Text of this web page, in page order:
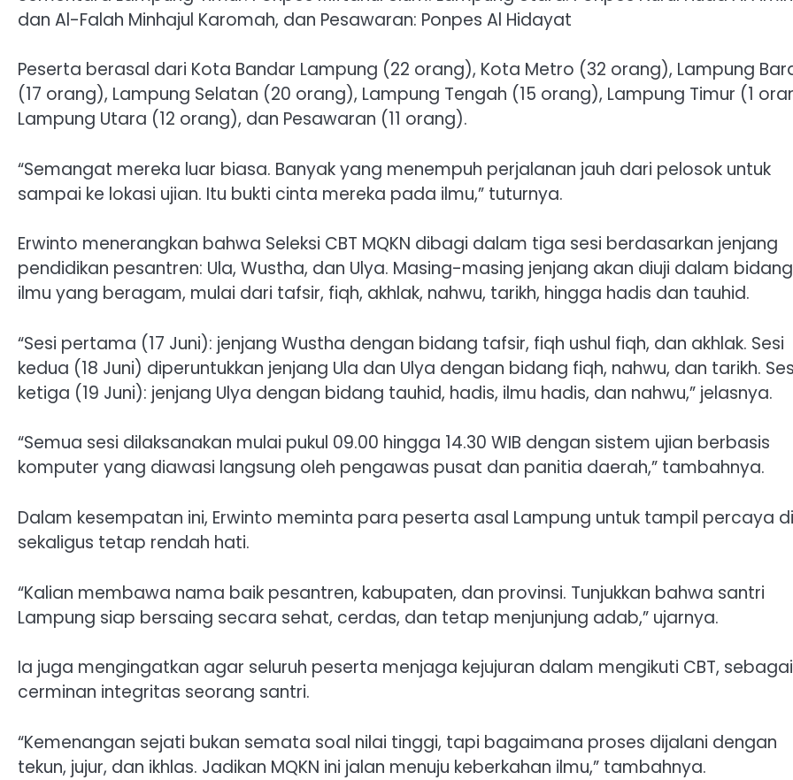
dan Al-Falah Minhajul Karomah, dan Pesawaran: Ponpes Al Hidayat
Peserta berasal dari Kota Bandar Lampung (22 orang), Kota Metro (32 orang), Lampung
(17 orang), Lampung Selatan (20 orang), Lampung Tengah (15 orang), Lampung Timur (1
Lampung Utara (12 orang), dan Pesawaran (11 orang).
“Semangat mereka luar biasa. Banyak yang menempuh perjalanan jauh dari pelosok untuk
sampai ke lokasi ujian. Itu bukti cinta mereka pada ilmu,” tuturnya.
Erwinto menerangkan bahwa Seleksi CBT MQKN dibagi dalam tiga sesi berdasarkan jenjang
pendidikan pesantren: Ula, Wustha, dan Ulya. Masing-masing jenjang akan diuji dalam bidang
ilmu yang beragam, mulai dari tafsir, fiqh, akhlak, nahwu, tarikh, hingga hadis dan tauhid.
“Sesi pertama (17 Juni): jenjang Wustha dengan bidang tafsir, fiqh ushul fiqh, dan akhlak. Sesi
kedua (18 Juni) diperuntukkan jenjang Ula dan Ulya dengan bidang fiqh, nahwu, dan tarikh.
ketiga (19 Juni): jenjang Ulya dengan bidang tauhid, hadis, ilmu hadis, dan nahwu,” jelasnya.
“Semua sesi dilaksanakan mulai pukul 09.00 hingga 14.30 WIB dengan sistem ujian berbasis
komputer yang diawasi langsung oleh pengawas pusat dan panitia daerah,” tambahnya.
Dalam kesempatan ini, Erwinto meminta para peserta asal Lampung untuk tampil percaya
sekaligus tetap rendah hati.
“Kalian membawa nama baik pesantren, kabupaten, dan provinsi. Tunjukkan bahwa santri
Lampung siap bersaing secara sehat, cerdas, dan tetap menjunjung adab,” ujarnya.
Ia juga mengingatkan agar seluruh peserta menjaga kejujuran dalam mengikuti CBT, sebagai
cerminan integritas seorang santri.
“Kemenangan sejati bukan semata soal nilai tinggi, tapi bagaimana proses dijalani dengan
tekun, jujur, dan ikhlas. Jadikan MQKN ini jalan menuju keberkahan ilmu,” tambahnya.